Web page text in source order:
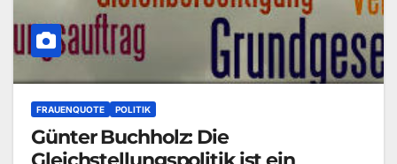
FRAUENQUOTE POLITIK
Günter Buchholz: Die